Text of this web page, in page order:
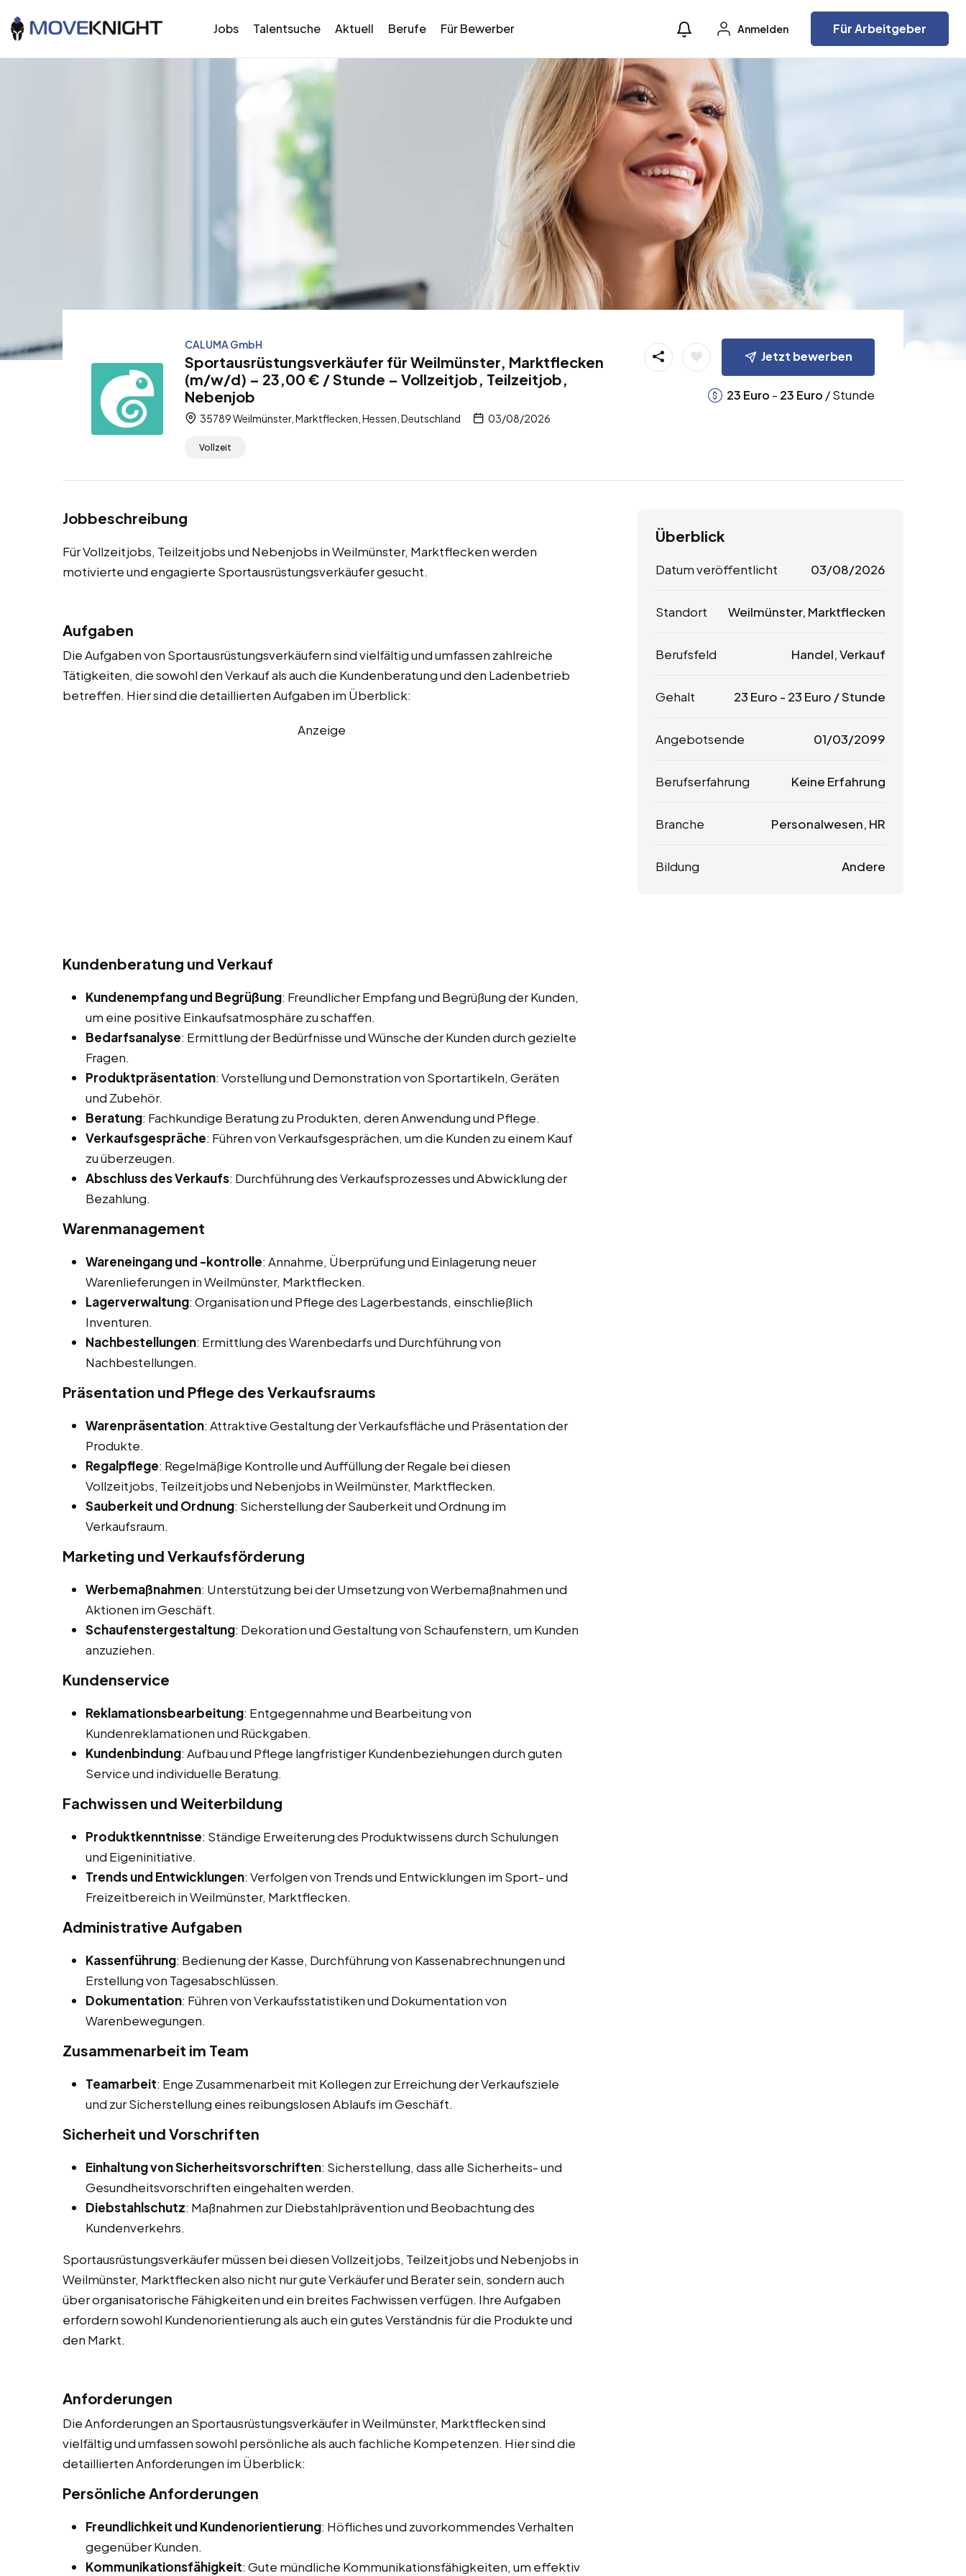
Jobs Talentsuche Aktuell Berufe Für Bewerber Anmelden Für Arbeitgeber
CALUMA GmbH
Sportausrüstungsverkäufer für Weilmünster, Marktflecken
(m/w/d) – 23,00 € / Stunde – Vollzeitjob, Teilzeitjob,
Nebenjob
35789 Weilmünster, Marktflecken, Hessen, Deutschland 03/08/2026
Vollzeit
Jetzt bewerben
23 Euro - 23 Euro / Stunde
Jobbeschreibung
Für Vollzeitjobs, Teilzeitjobs und Nebenjobs in Weilmünster, Marktflecken werden
motivierte und engagierte Sportausrüstungsverkäufer gesucht.
Aufgaben
Die Aufgaben von Sportausrüstungsverkäufern sind vielfältig und umfassen zahlreiche
Tätigkeiten, die sowohl den Verkauf als auch die Kundenberatung und den Ladenbetrieb
betreffen. Hier sind die detaillierten Aufgaben im Überblick:
Anzeige
Kundenberatung und Verkauf
Kundenempfang und Begrüßung: Freundlicher Empfang und Begrüßung der Kunden,
um eine positive Einkaufsatmosphäre zu schaffen.
Bedarfsanalyse: Ermittlung der Bedürfnisse und Wünsche der Kunden durch gezielte
Fragen.
Produktpräsentation: Vorstellung und Demonstration von Sportartikeln, Geräten
und Zubehör.
Beratung: Fachkundige Beratung zu Produkten, deren Anwendung und Pflege.
Verkaufsgespräche: Führen von Verkaufsgesprächen, um die Kunden zu einem Kauf
zu überzeugen.
Abschluss des Verkaufs: Durchführung des Verkaufsprozesses und Abwicklung der
Bezahlung.
Warenmanagement
Wareneingang und -kontrolle: Annahme, Überprüfung und Einlagerung neuer
Warenlieferungen in Weilmünster, Marktflecken.
Lagerverwaltung: Organisation und Pflege des Lagerbestands, einschließlich
Inventuren.
Nachbestellungen: Ermittlung des Warenbedarfs und Durchführung von
Nachbestellungen.
Präsentation und Pflege des Verkaufsraums
Warenpräsentation: Attraktive Gestaltung der Verkaufsfläche und Präsentation der
Produkte.
Regalpflege: Regelmäßige Kontrolle und Auffüllung der Regale bei diesen
Vollzeitjobs, Teilzeitjobs und Nebenjobs in Weilmünster, Marktflecken.
Sauberkeit und Ordnung: Sicherstellung der Sauberkeit und Ordnung im
Verkaufsraum.
Marketing und Verkaufsförderung
Werbemaßnahmen: Unterstützung bei der Umsetzung von Werbemaßnahmen und
Aktionen im Geschäft.
Schaufenstergestaltung: Dekoration und Gestaltung von Schaufenstern, um Kunden
anzuziehen.
Kundenservice
Reklamationsbearbeitung: Entgegennahme und Bearbeitung von
Kundenreklamationen und Rückgaben.
Kundenbindung: Aufbau und Pflege langfristiger Kundenbeziehungen durch guten
Service und individuelle Beratung.
Fachwissen und Weiterbildung
Produktkenntnisse: Ständige Erweiterung des Produktwissens durch Schulungen
und Eigeninitiative.
Trends und Entwicklungen: Verfolgen von Trends und Entwicklungen im Sport- und
Freizeitbereich in Weilmünster, Marktflecken.
Administrative Aufgaben
Kassenführung: Bedienung der Kasse, Durchführung von Kassenabrechnungen und
Erstellung von Tagesabschlüssen.
Dokumentation: Führen von Verkaufsstatistiken und Dokumentation von
Warenbewegungen.
Zusammenarbeit im Team
Teamarbeit: Enge Zusammenarbeit mit Kollegen zur Erreichung der Verkaufsziele
und zur Sicherstellung eines reibungslosen Ablaufs im Geschäft.
Sicherheit und Vorschriften
Einhaltung von Sicherheitsvorschriften: Sicherstellung, dass alle Sicherheits- und
Gesundheitsvorschriften eingehalten werden.
Diebstahlschutz: Maßnahmen zur Diebstahlprävention und Beobachtung des
Kundenverkehrs.
Sportausrüstungsverkäufer müssen bei diesen Vollzeitjobs, Teilzeitjobs und Nebenjobs in
Weilmünster, Marktflecken also nicht nur gute Verkäufer und Berater sein, sondern auch
über organisatorische Fähigkeiten und ein breites Fachwissen verfügen. Ihre Aufgaben
erfordern sowohl Kundenorientierung als auch ein gutes Verständnis für die Produkte und
den Markt.
Anforderungen
Die Anforderungen an Sportausrüstungsverkäufer in Weilmünster, Marktflecken sind
vielfältig und umfassen sowohl persönliche als auch fachliche Kompetenzen. Hier sind die
detaillierten Anforderungen im Überblick:
Persönliche Anforderungen
Freundlichkeit und Kundenorientierung: Höfliches und zuvorkommendes Verhalten
gegenüber Kunden.
Kommunikationsfähigkeit: Gute mündliche Kommunikationsfähigkeiten, um effektiv
Überblick
Datum veröffentlicht 03/08/2026
Standort Weilmünster, Marktflecken
Berufsfeld Handel, Verkauf
Gehalt 23 Euro - 23 Euro / Stunde
Angebotsende 01/03/2099
Berufserfahrung Keine Erfahrung
Branche Personalwesen, HR
Bildung Andere